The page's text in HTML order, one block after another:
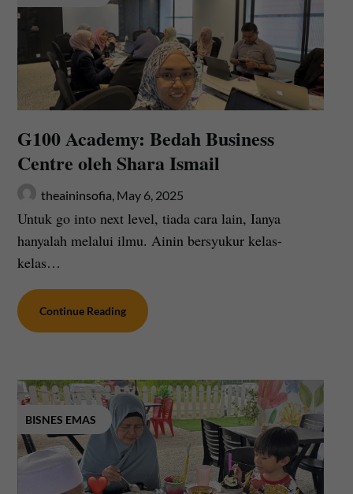
G100 Academy: Bedah Business
Centre oleh Shara Ismail
theaininsofia, May 6, 2025
Untuk go into next level, tiada cara lain, Ianya
hanyalah melalui ilmu. Ainin bersyukur kelas-
kelas…
Continue Reading
BISNES EMAS